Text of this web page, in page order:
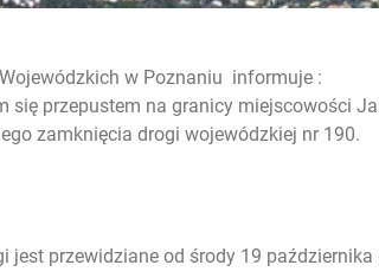
w Poznaniu informuje :
się przepustem na granicy miejscowości
zamknięcia drogi wojewódzkiej nr 190.
jest przewidziane od środy 19